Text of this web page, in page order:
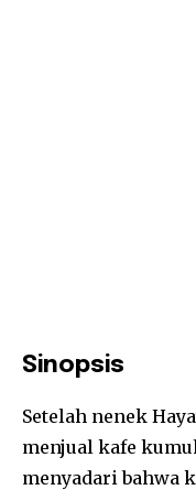
Sinopsis
Setelah nenek
menjual kafe
menyadari bahwa